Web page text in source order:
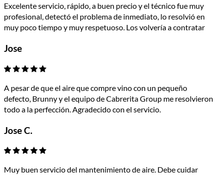
Excelente servicio, rápido, a buen precio y el técnico fue muy
profesional, detectó el problema de inmediato, lo resolvió en
muy poco tiempo y muy respetuoso. Los volvería a contratar
Jose
A pesar de que el aire que compre vino con un pequeño
defecto, Brunny y el equipo de Cabrerita Group me resolvieron
todo a la perfección. Agradecido con el servicio.
Jose C.
Muy buen servicio del mantenimiento de aire. Debe cuidar